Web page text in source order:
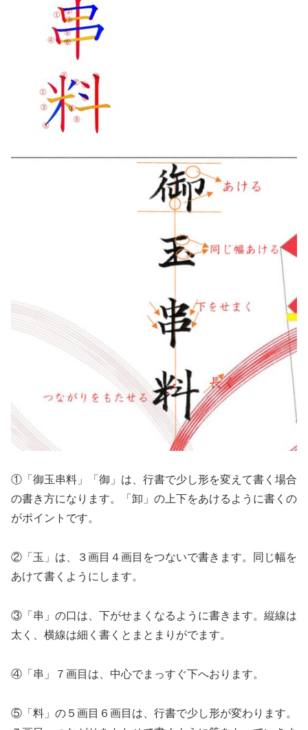
①「御玉串料」「御」は、行書で少し形を変えて書く場合
の書き方になります。「卸」の上下をあけるように書くの
がポイントです。
②「玉」は、３画目４画目をつないで書きます。同じ幅を
あけて書くようにします。
③「串」の口は、下がせまくなるように書きます。縦線は
太く、横線は細く書くとまとまりがでます。
④「串」７画目は、中心でまっすぐ下へおります。
⑤「料」の５画目６画目は、行書で少し形が変わります。